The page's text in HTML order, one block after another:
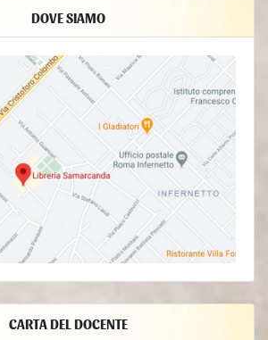
sono raccolti per consentire al Titolare di
o azioni esecutive, tutelare i propri
(o quelli di Utenti o di terze parti),
attività dolose o fraudolente, nonché
finalità: Contattare l'Utente, Statistica,
Accesso agli account su servizi terzi,
di contenuti da piattaforme esterne.
esercitare determinati diritti con
trattati dal Titolare.
ha il diritto di:
in ogni momento. L’Utente può
dei propri Dati. L’Utente può opporsi
DOVE SIAMO
CARTA DEL DOCENTE